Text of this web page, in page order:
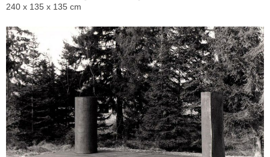
240 x 135 x 135 cm